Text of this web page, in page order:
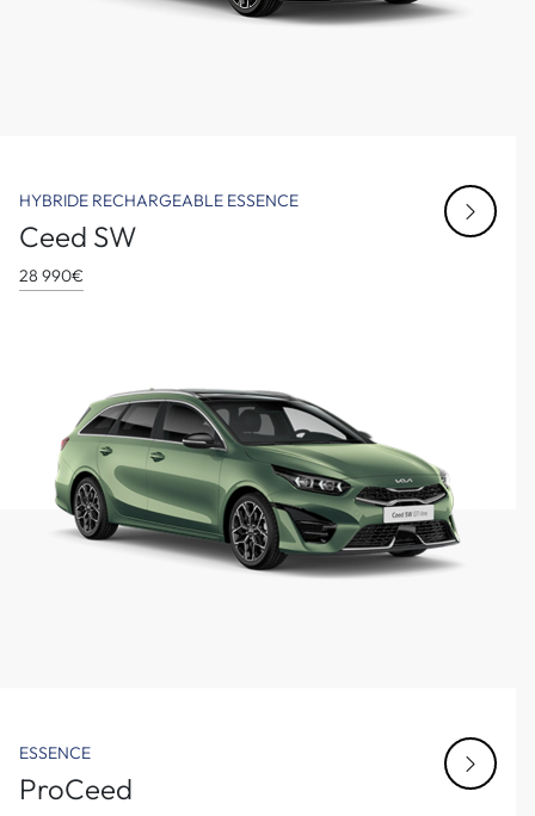
HYBRIDE RECHARGEABLE ESSENCE
Ceed SW
28 990€
ESSENCE
ProCeed